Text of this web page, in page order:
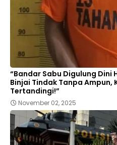
“Bandar Sabu Digulung Dini
Binjai Tindak Tanpa Ampun,
Tertandingi!”
November 02, 2025